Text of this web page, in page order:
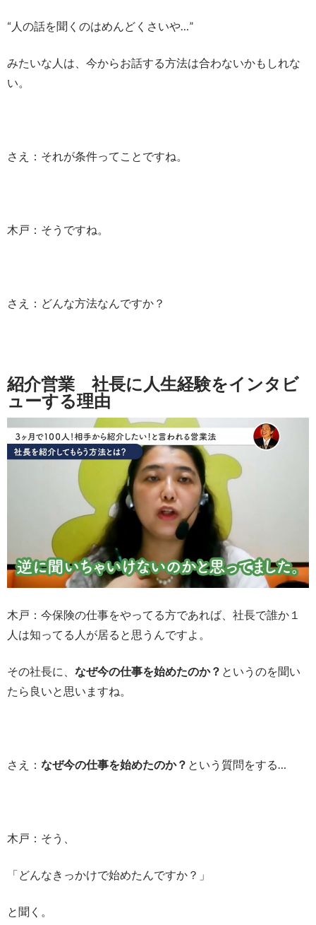
“人の話を聞くのはめんどくさいや…”
みたいな人は、今からお話する方法は合わないかもしれな
い。
さえ：それが条件ってことですね。
木戸：そうですね。
さえ：どんな方法なんですか？
紹介営業 社長に人生経験をインタビ
ューする理由
木戸：今保険の仕事をやってる方であれば、社長で誰か１
人は知ってる人が居ると思うんですよ。
その社長に、 なぜ今の仕事を始めたのか？ というのを聞い
たら良いと思いますね。
さえ： なぜ今の仕事を始めたのか？ という質問をする…
木戸：そう、
「どんなきっかけで始めたんですか？」
と聞く。